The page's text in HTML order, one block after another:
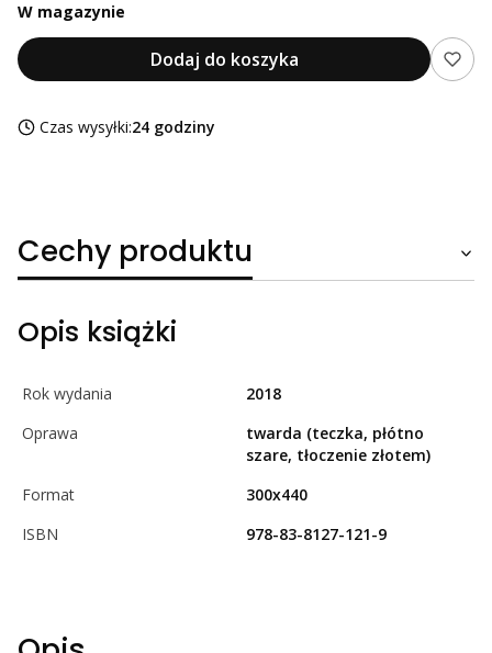
W magazynie
Dodaj do koszyka
Czas wysyłki:24 godziny
Cechy produktu
Opis książki
Rok wydania
2018
Oprawa
twarda (teczka, płótno
szare, tłoczenie złotem)
Format
300x440
ISBN
978-83-8127-121-9